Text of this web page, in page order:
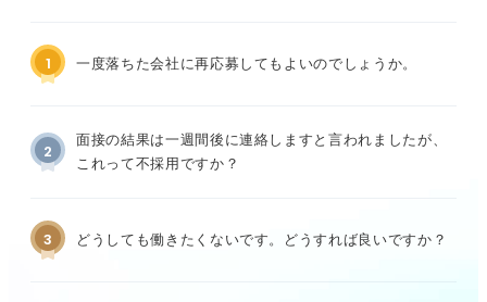
1 一度落ちた会社に再応募してもよいのでしょうか。
2
面接の結果は一週間後に連絡しますと言われましたが、
これって不採用ですか？
3 どうしても働きたくないです。どうすれば良いですか？